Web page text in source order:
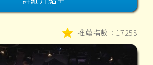
推薦指數：17258